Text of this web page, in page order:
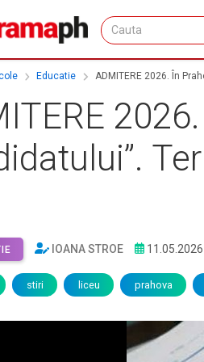
Educatie ADMITERE 2026. În
IOANA STROE 11.05.2026
stiri liceu prahova